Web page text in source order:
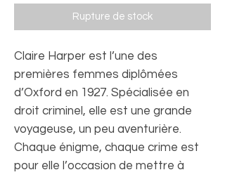
Rupture de stock
Claire Harper est l’une des
premières femmes diplômées
d’Oxford en 1927. Spécialisée en
droit criminel, elle est une grande
voyageuse, un peu aventurière.
Chaque énigme, chaque crime est
pour elle l’occasion de mettre à